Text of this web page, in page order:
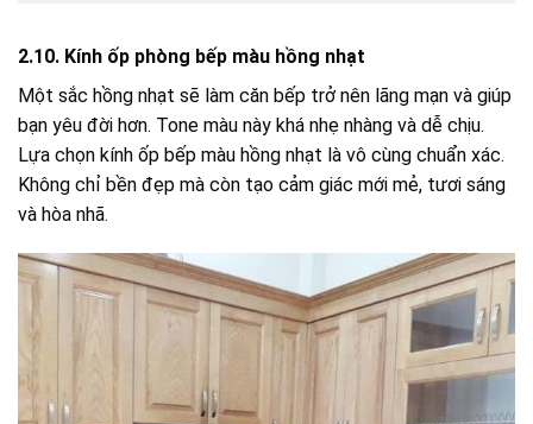
2.10. Kính ốp phòng bếp màu hồng nhạt
Một sắc hồng nhạt sẽ làm căn bếp trở nên lãng mạn và giúp
bạn yêu đời hơn. Tone màu này khá nhẹ nhàng và dễ chịu.
Lựa chọn kính ốp bếp màu hồng nhạt là vô cùng chuẩn xác.
Không chỉ bền đẹp mà còn tạo cảm giác mới mẻ, tươi sáng
và hòa nhã.